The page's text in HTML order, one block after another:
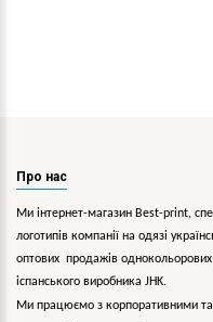
Про нас
Ми інтернет-магазин Best-print,
логотипів компанії на одязі
оптових продажів однокольорових
іспанського виробника JHK.
Ми працюємо з корпоративними